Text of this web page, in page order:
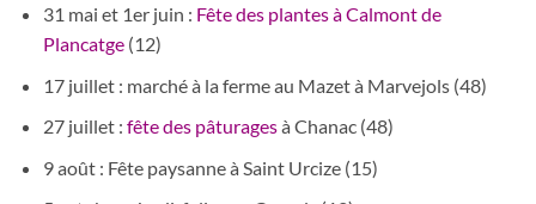
31 mai et 1er juin : Fête des plantes à Calmont de
Plancatge (12)
17 juillet : marché à la ferme au Mazet à Marvejols (48)
27 juillet : fête des pâturagesà Chanac (48)
9 août : Fête paysanne à Saint Urcize (15)